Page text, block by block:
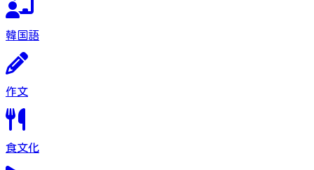
韓国語
作文
食文化